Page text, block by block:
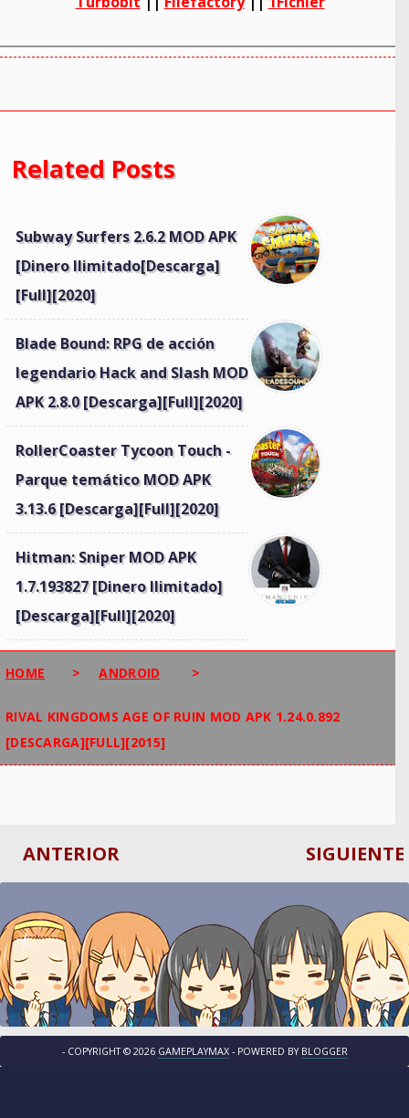
Related Posts
Subway Surfers 2.6.2 MOD APK
[Dinero Ilimitado[Descarga]
[Full][2020]
Blade Bound: RPG de acción
legendario Hack and Slash MOD
APK 2.8.0 [Descarga][Full][2020]
RollerCoaster Tycoon Touch -
Parque temático MOD APK
3.13.6 [Descarga][Full][2020]
Hitman: Sniper MOD APK
1.7.193827 [Dinero Ilimitado]
[Descarga][Full][2020]
HOME > ANDROID >
RIVAL KINGDOMS AGE OF RUIN MOD APK 1.24.0.892
[DESCARGA][FULL][2015]
SIGUIENTE
ANTERIOR
- COPYRIGHT © 2026 GAMEPLAYMAX- POWERED BY BLOGGER